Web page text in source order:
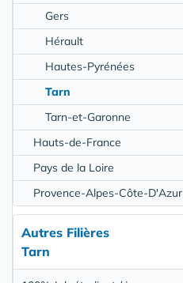
Gers
Hérault
Hautes-Pyrénées
Tarn
Tarn-et-Garonne
Hauts-de-France
Pays de la Loire
Provence-Alpes-Côte-D'Azur
Autres Filières
Tarn